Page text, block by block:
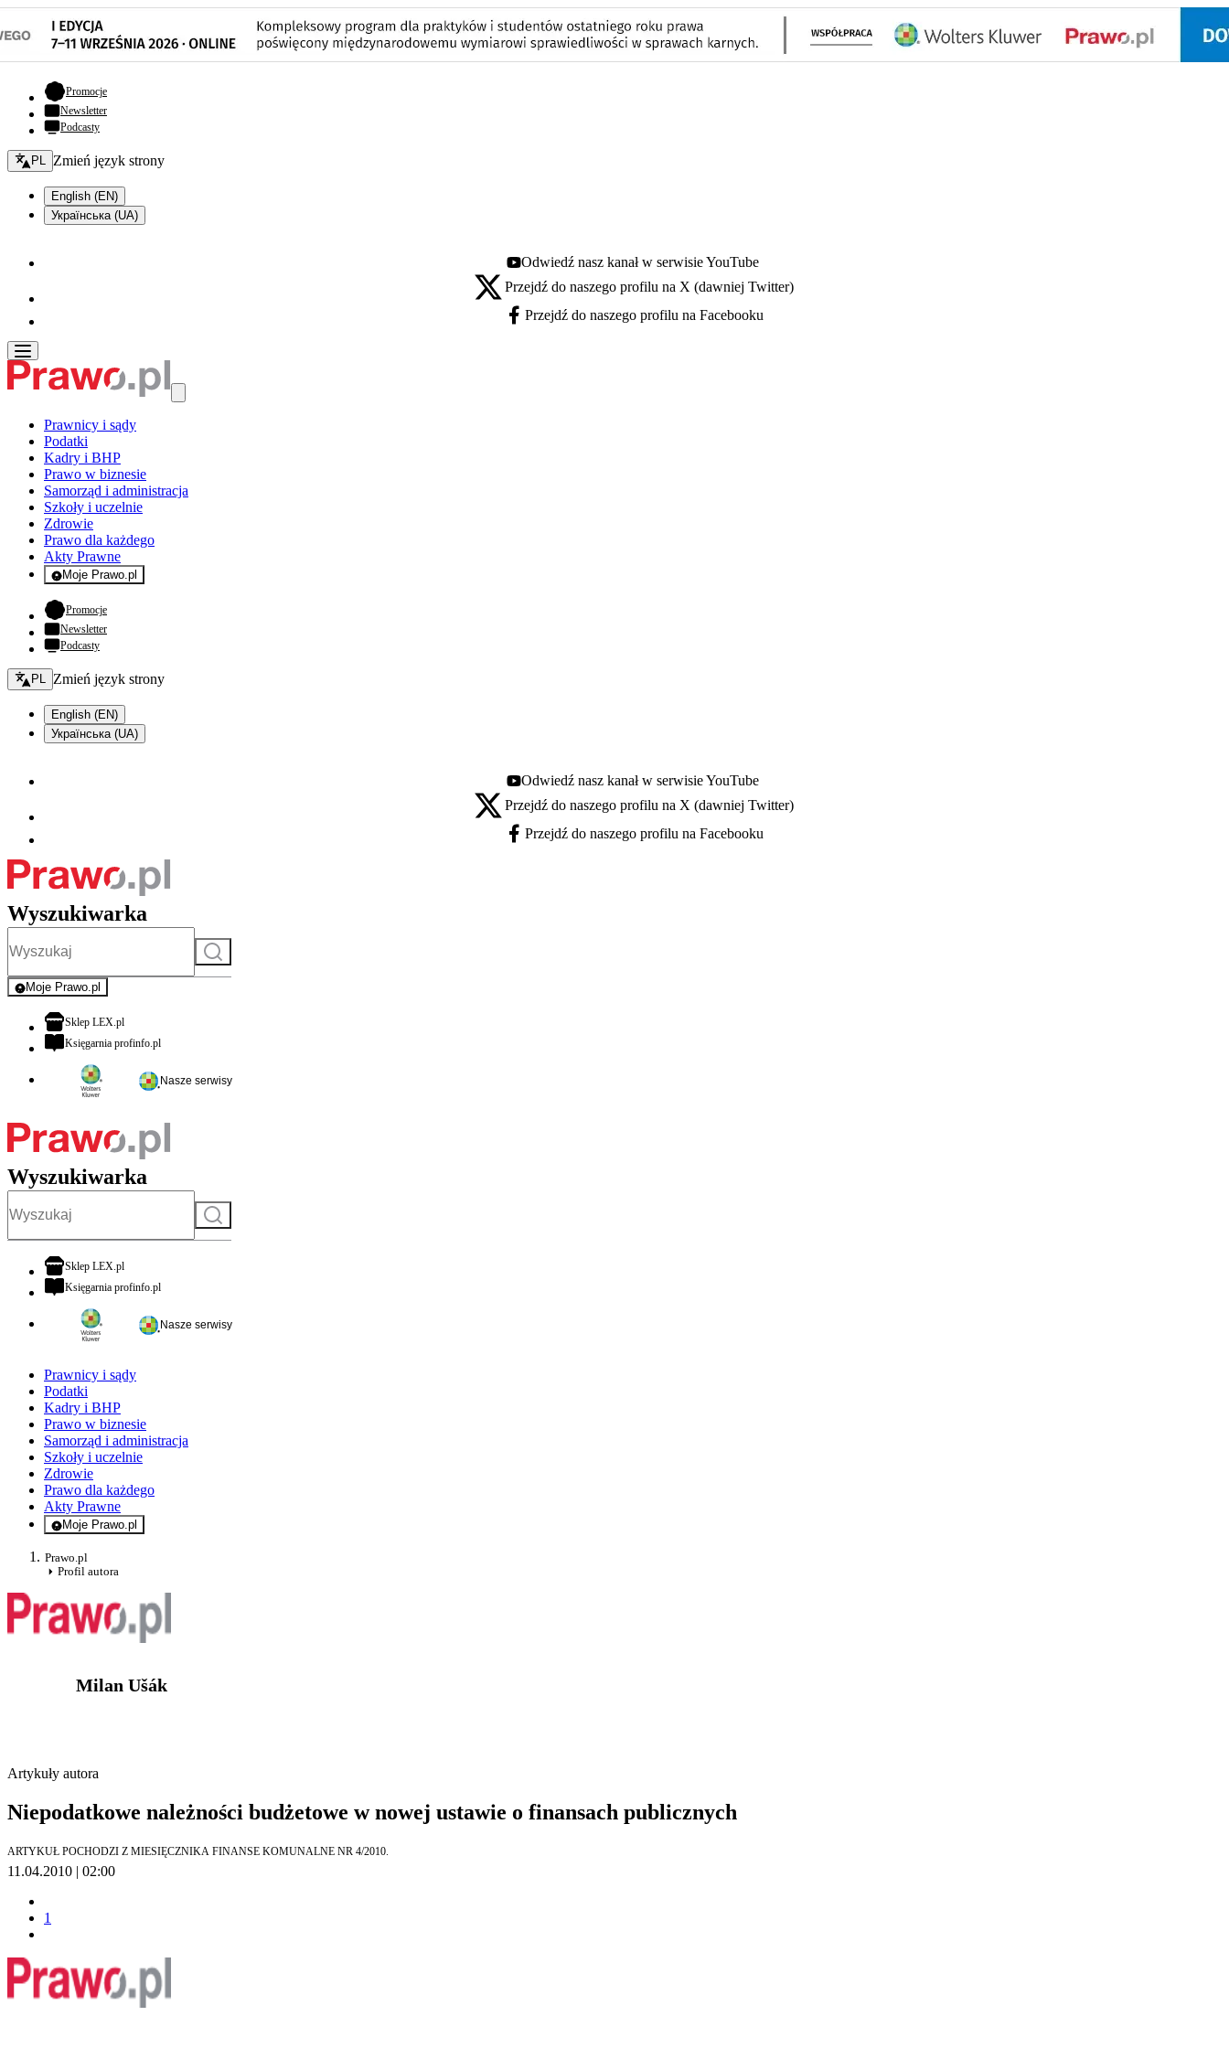
Promocje- otwiera się w nowej karcie
Newsletter
Podcasty
Zmień język - bieżący:
PL Zmień język strony
English (EN)
Українська (UA)
Youtube - otwiera się w nowej karcie
Odwiedź nasz kanał w serwisie YouTube
X - otwiera się w nowej karcie
Przejdź do naszego profilu na X (dawniej Twitter)
Facebook - otwiera się w nowej karcie
Przejdź do naszego profilu na Facebooku
Prawnicy i sądy
Podatki
Kadry i BHP
Prawo w biznesie
Samorząd i administracja
Szkoły i uczelnie
Zdrowie
Prawo dla każdego
Akty Prawne
Moje Prawo.pl
- rejestracja i logowanie do serwisu
Promocje- otwiera się w nowej karcie
Newsletter
Podcasty
Zmień język - bieżący:
PL Zmień język strony
English (EN)
Українська (UA)
Youtube - otwiera się w nowej karcie
Odwiedź nasz kanał w serwisie YouTube
X - otwiera się w nowej karcie
Przejdź do naszego profilu na X (dawniej Twitter)
Facebook - otwiera się w nowej karcie
Przejdź do naszego profilu na Facebooku
Wyszukiwarka
Szukaj
Moje Prawo.pl
- rejestracja i logowanie do serwisu
Sklep LEX.plotwiera się w nowej karcie
Księgarnia profinfo.plotwiera się w nowej karcie
Nasze serwisy
Wyszukiwarka
Szukaj
Sklep LEX.plotwiera się w nowej karcie
Księgarnia profinfo.plotwiera się w nowej karcie
Nasze serwisy
Prawnicy i sądy
Podatki
Kadry i BHP
Prawo w biznesie
Samorząd i administracja
Szkoły i uczelnie
Zdrowie
Prawo dla każdego
Akty Prawne
Moje Prawo.pl
- rejestracja i logowanie do serwisu
Prawo.pl
Profil autora
Milan Ušák
Artykuły autora
Niepodatkowe należności budżetowe w nowej ustawie o finansach publicznych
ARTYKUŁ POCHODZI Z MIESIĘCZNIKA FINANSE KOMUNALNE NR 4/2010.
11.04.2010 | 02:00
1